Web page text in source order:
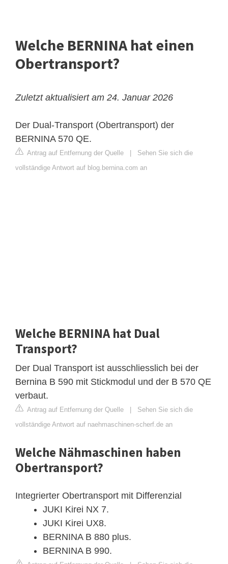
Welche BERNINA hat einen
Obertransport?
Zuletzt aktualisiert am 24. Januar 2026
Der Dual-Transport (Obertransport) der
BERNINA 570 QE.
Antrag auf Entfernung der Quelle
Sehen Sie sich die
vollständige Antwort auf blog.bernina.com an
Welche BERNINA hat Dual
Transport?
Der Dual Transport ist ausschliesslich bei der
Bernina B 590 mit Stickmodul und der B 570 QE
verbaut.
Antrag auf Entfernung der Quelle
Sehen Sie sich die
vollständige Antwort auf naehmaschinen-scherf.de an
Welche Nähmaschinen haben
Obertransport?
Integrierter Obertransport mit Differenzial
JUKI Kirei NX 7.
JUKI Kirei UX8.
BERNINA B 880 plus.
BERNINA B 990.